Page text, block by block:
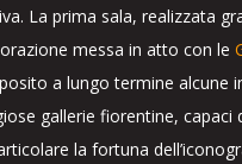
La prima sala, realizzata
messa in atto con le
a lungo termine alcune
gallerie fiorentine, capaci
la fortuna